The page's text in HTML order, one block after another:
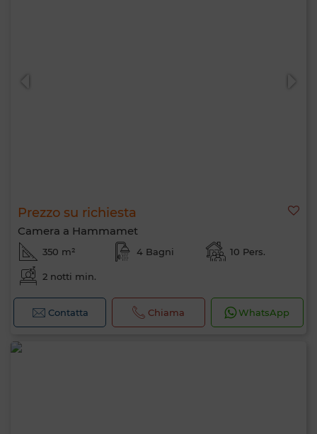
Prezzo su richiesta
Camera a Hammamet
350 m² 4 Bagni 10 Pers.
2 notti min.
Contatta Chiama WhatsApp